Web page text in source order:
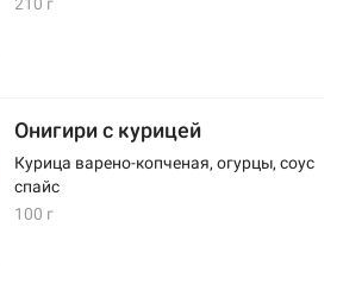
Онигири с курицей
Курица варено-копченая, огурцы, соус
спайс
100 г